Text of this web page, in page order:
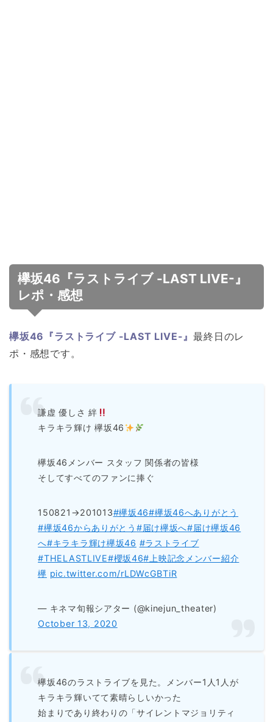
欅坂46『ラストライブ -LAST LIVE-』
レポ・感想
欅坂46『ラストライブ -LAST LIVE-』最終日のレ
ポ・感想です。
謙虚 優しさ 絆
キラキラ輝け 欅坂46
欅坂46メンバー スタッフ 関係者の皆様
そしてすべてのファンに捧ぐ
150821→201013#欅坂46#欅坂46へありがとう
#欅坂46からありがとう #届け欅坂へ#届け欅坂46
へ#キラキラ輝け欅坂46 #ラストライブ
#THELASTLIVE#櫻坂46#上映記念メンバー紹介
欅 pic.twitter.com/rLDWcGBTiR
— キネマ旬報シアター (@kinejun_theater)
October 13, 2020
欅坂46のラストライブを見た。メンバー1人1人が
キラキラ輝いてて素晴らしいかった
始まりであり終わりの「サイレントマジョリティ